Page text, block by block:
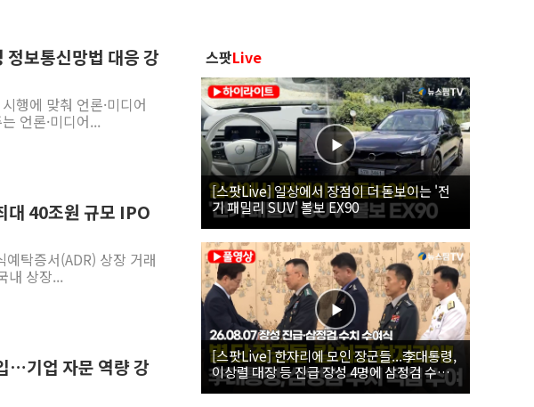
보통신망법 대응 강
행에 맞춰 언론·미디어
언론·미디어...
대 40조원 규모 IPO
탁증서(ADR) 상장 거래
내 상장...
…기업 자문 역량 강
스팟Live
[스팟Live] 일상에서 장점이 더 돋보이는 '전
기 패밀리 SUV' 볼보 EX90
[스팟Live] 한자리에 모인 장군들...李대통령,
이상렬 대장 등 진급 장성 4명에 삼정검 수치
직접 수여｜26.08.07 장성 진급·삼정검 수치